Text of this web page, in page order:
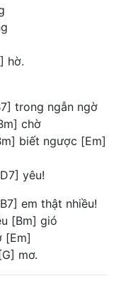
hờ.
trong ngẫn ngờ
chờ
biết ngược [Em]
yêu!
em thật nhiều!
[Bm] gió
[Em]
mơ.